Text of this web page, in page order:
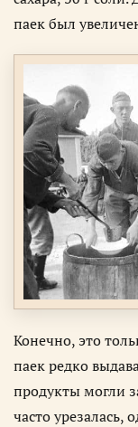
паек был
Конечно, это
паек редко
продукты могли
часто урезалась,